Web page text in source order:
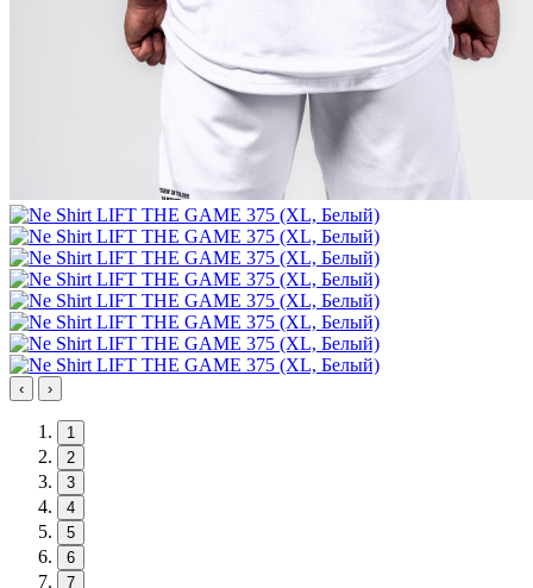
‹ ›
1
2
3
4
5
6
7